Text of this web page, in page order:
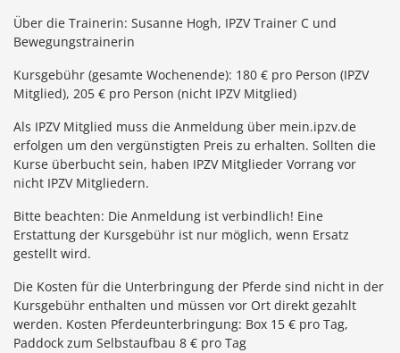
Über die Trainerin: Susanne Hogh, IPZV Trainer C und
Bewegungstrainerin
Kursgebühr (gesamte Wochenende): 180 € pro Person (IPZV
Mitglied), 205 € pro Person (nicht IPZV Mitglied)
Als IPZV Mitglied muss die Anmeldung über mein.ipzv.de
erfolgen um den vergünstigten Preis zu erhalten. Sollten die
Kurse überbucht sein, haben IPZV Mitglieder Vorrang vor
nicht IPZV Mitgliedern.
Bitte beachten: Die Anmeldung ist verbindlich! Eine
Erstattung der Kursgebühr ist nur möglich, wenn Ersatz
gestellt wird.
Die Kosten für die Unterbringung der Pferde sind nicht in der
Kursgebühr enthalten und müssen vor Ort direkt gezahlt
werden. Kosten Pferdeunterbringung: Box 15 € pro Tag,
Paddock zum Selbstaufbau 8 € pro Tag